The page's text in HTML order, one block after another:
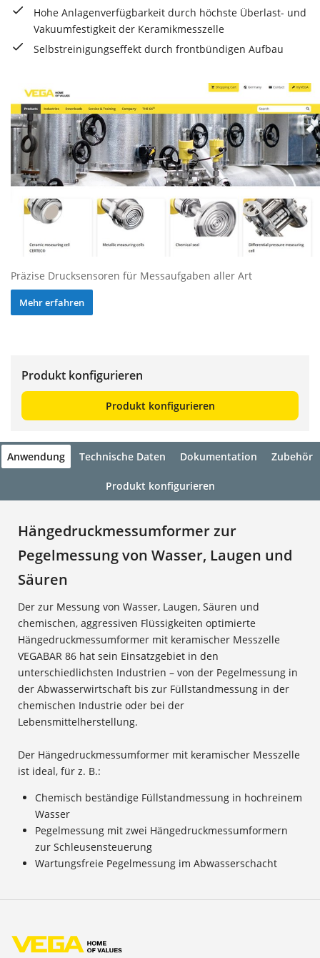
Hohe Anlagenverfügbarkeit durch höchste Überlast- und
Vakuumfestigkeit der Keramikmesszelle
Selbstreinigungseffekt durch frontbündigen Aufbau
Präzise Drucksensoren für Messaufgaben aller Art
Mehr erfahren
Produkt konfigurieren
Produkt konfigurieren
Anwendung Technische Daten Dokumentation Zubehör
Produkt konfigurieren
Hängedruckmessumformer zur
Pegelmessung von Wasser, Laugen und
Säuren
Der zur Messung von Wasser, Laugen, Säuren und
chemischen, aggressiven Flüssigkeiten optimierte
Hängedruckmessumformer mit keramischer Messzelle
VEGABAR 86 hat sein Einsatzgebiet in den
unterschiedlichsten Industrien – von der Pegelmessung in
der Abwasserwirtschaft bis zur Füllstandmessung in der
chemischen Industrie oder bei der
Lebensmittelherstellung.
Der Hängedruckmessumformer mit keramischer Messzelle
ist ideal, für z. B.:
Chemisch beständige Füllstandmessung in hochreinem
Wasser
Pegelmessung mit zwei Hängedruckmessumformern
zur Schleusensteuerung
Wartungsfreie Pegelmessung im Abwasserschacht